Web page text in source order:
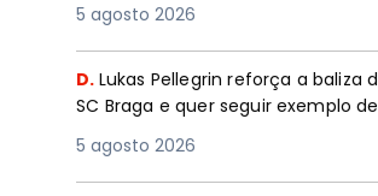
5 agosto 2026
D. Lukas Pellegrin reforça a baliza
SC Braga e quer seguir exemplo
5 agosto 2026